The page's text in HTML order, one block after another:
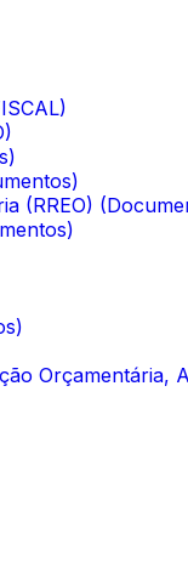
(RREO)
Orçamentária,